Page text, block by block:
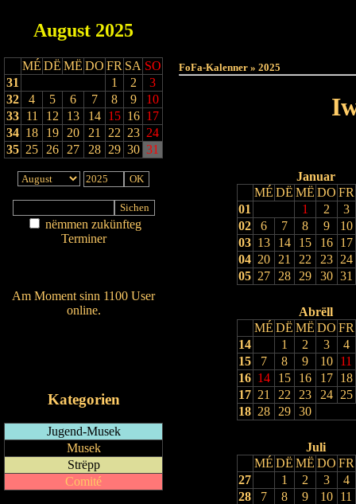
August 2025
MÉ DË MË DO FR SA SO
31
1 2
3
32
4 5 6 7 8 9
10
33 11 12 13 14 15 16 17
34 18 19 20 21 22 23 24
35 25 26 27 28 29 30 31
nëmmen zukünfteg
Terminer
Am Moment sinn 1100 User
online.
Kategorien
Jugend-Musek
Musek
Strëpp
Comité
FoFa-Kalenner » 2025
Januar
MÉ DË MË DO FR
01
1 2
3
02
6 7 8 9
10
03 13 14 15 16
17
04 20 21 22 23
24
05 27 28 29 30 31
Abrëll
MÉ DË MË DO FR
14
1 2 3
4
15
7 8 9 10
11
16 14 15 16 17
18
17 21 22 23 24
25
18 28 29 30
Juli
MÉ DË MË DO FR
27
1 2 3
4
28
7 8 9 10
11